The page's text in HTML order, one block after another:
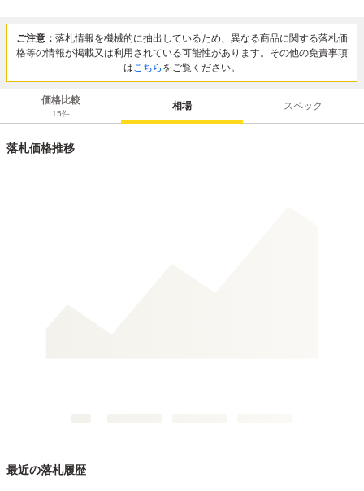
ご注意： 落札情報を機械的に抽出しているため、異なる商品に関する落札価
格等の情報が掲載又は利用されている可能性があります。その他の免責事項
はこちら をご覧ください。
価格比較
15件
相場 スペック
落札価格推移
最近の落札履歴